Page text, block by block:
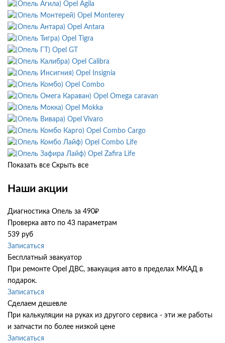
Opel Agila
Opel Monterey
Opel Antara
Opel Tigra
Opel GT
Opel Calibra
Opel Insignia
Opel Combo
Opel Omega caravan
Opel Mokka
Opel Vivaro
Opel Combo Cargo
Opel Combo Life
Opel Zafira Life
Показать все Скрыть все
Наши акции
Диагностика Опель за 490₽
Проверка авто по 43 параметрам
539 руб
Записаться
Бесплатный эвакуатор
При ремонте Opel ДВС, эвакуация авто в пределах МКАД в
подарок.
Записаться
Сделаем дешевле
При калькуляции на руках из другого сервиса - эти же работы
и запчасти по более низкой цене
Записаться